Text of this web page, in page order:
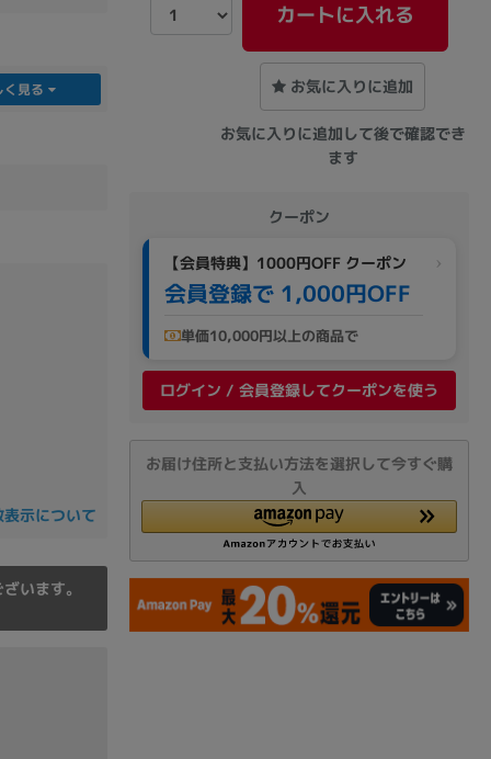
カートに入れる
お気に入りに追加
お気に入りに追加して後で確認でき
ます
クーポン
【会員特典】1000円OFF クーポン
会員登録で 1,000円OFF
単価10,000円以上の商品で
ログイン / 会員登録してクーポンを使う
お届け住所と支払い方法を選択して今すぐ購
入
く見る
示について
います。
DVD±RW
Ryzen 5